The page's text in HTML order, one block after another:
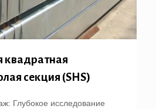
квадратная
секция (SHS)
Глубокое исследование